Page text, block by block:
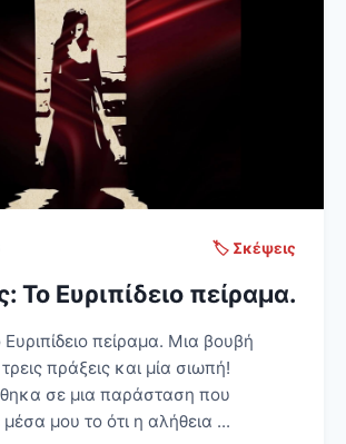
🏷️ Σκέψεις
Το Ευριπίδειο πείραμα.
πείραμα. Μια βουβή
πράξεις και μία σιωπή!
σε μια παράσταση που
μου το ότι η αλήθεια ...